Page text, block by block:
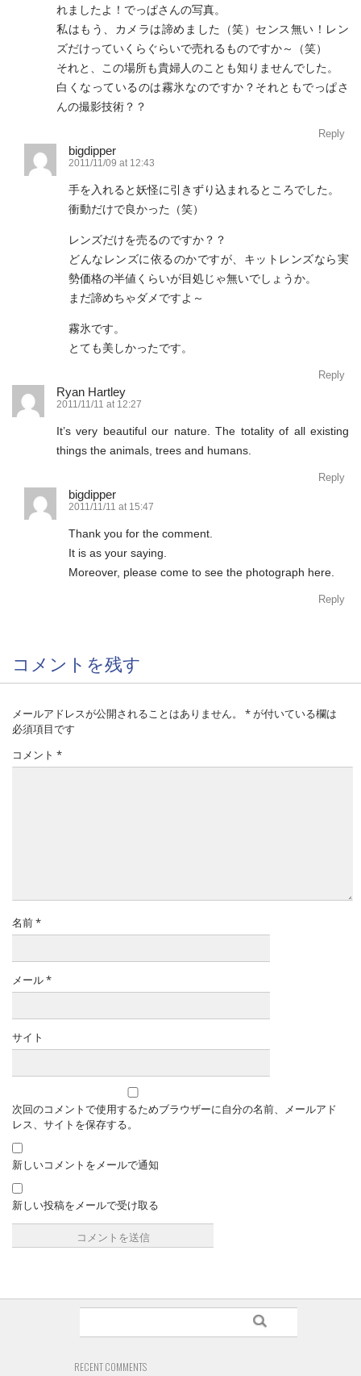
れましたよ！でっぱさんの写真。
私はもう、カメラは諦めました（笑）センス無い！レン
ズだけっていくらぐらいで売れるものですか～（笑）
それと、この場所も貴婦人のことも知りませんでした。
白くなっているのは霧氷なのですか？それともでっぱさ
んの撮影技術？？
Reply
bigdipper
2011/11/09 at 12:43
手を入れると妖怪に引きずり込まれるところでした。
衝動だけで良かった（笑）
レンズだけを売るのですか？？
どんなレンズに依るのかですが、キットレンズなら実
勢価格の半値くらいが目処じゃ無いでしょうか。
まだ諦めちゃダメですよ～
霧氷です。
とても美しかったです。
Reply
Ryan Hartley
2011/11/11 at 12:27
It’s very beautiful our nature. The totality of all existing
things the animals, trees and humans.
Reply
bigdipper
2011/11/11 at 15:47
Thank you for the comment.
It is as your saying.
Moreover, please come to see the photograph here.
Reply
コメントを残す
メールアドレスが公開されることはありません。 *が付いている欄は
必須項目です
コメント *
名前*
メール*
サイト
次回のコメントで使用するためブラウザーに自分の名前、メールアド
レス、サイトを保存する。
新しいコメントをメールで通知
新しい投稿をメールで受け取る
RECENT COMMENTS